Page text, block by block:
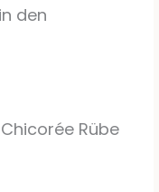
den
Rübe